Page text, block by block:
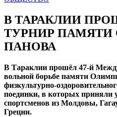
В ТАРАКЛИИ
ТУРНИР
ПАНОВА
В Тараклии прошёл 47-й
вольной борьбе памяти
физкультурно-
поединки, в которых приняли
спортсменов из Молдовы,
Греции.